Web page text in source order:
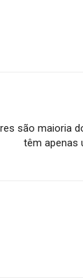
são maioria
têm apenas